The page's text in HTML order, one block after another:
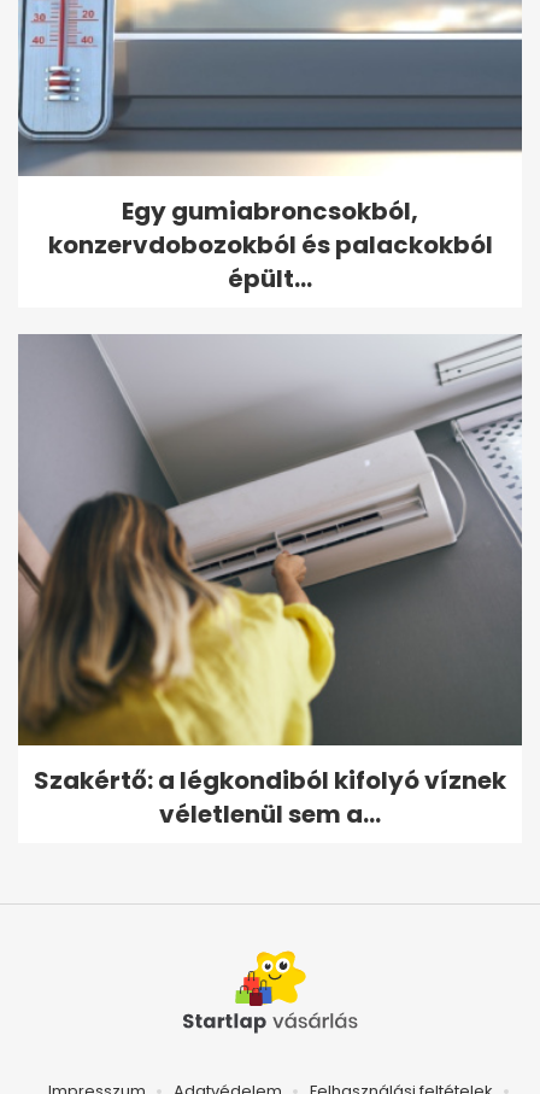
Egy gumiabroncsokból,
konzervdobozokból és palackokból
épült...
Szakértő: a légkondiból kifolyó víznek
véletlenül sem a...